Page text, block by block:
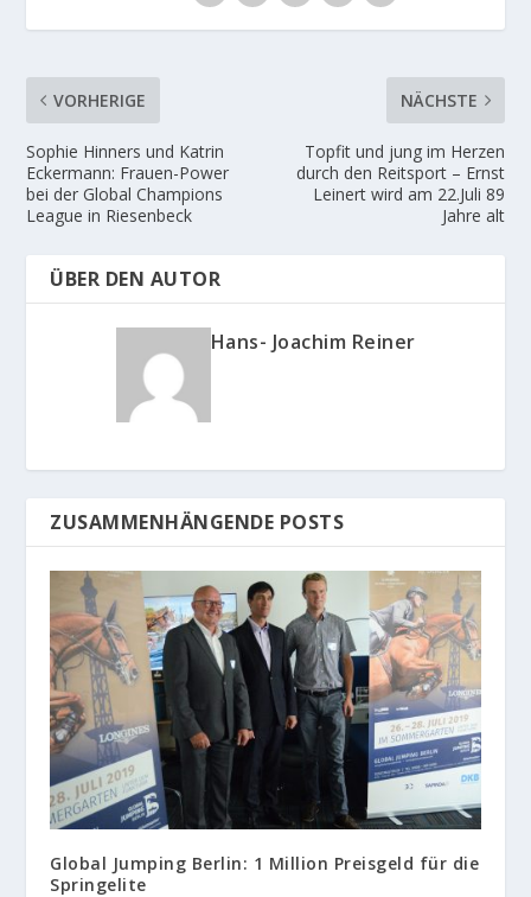
VORHERIGE
Sophie Hinners und Katrin
Eckermann: Frauen-Power
bei der Global Champions
League in Riesenbeck
NÄCHSTE
Topfit und jung im Herzen
durch den Reitsport – Ernst
Leinert wird am 22.Juli 89
Jahre alt
ÜBER DEN AUTOR
Hans- Joachim Reiner
ZUSAMMENHÄNGENDE POSTS
Global Jumping Berlin: 1 Million Preisgeld für die
Springelite